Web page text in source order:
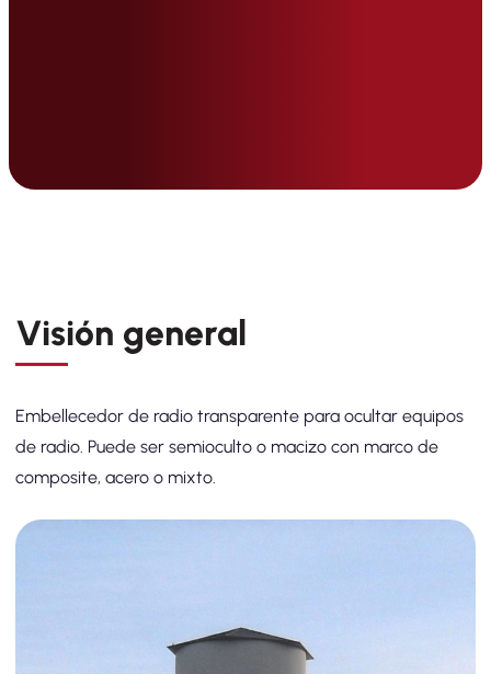
Visión general
Embellecedor de radio transparente para ocultar equipos
de radio. Puede ser semioculto o macizo con marco de
composite, acero o mixto.